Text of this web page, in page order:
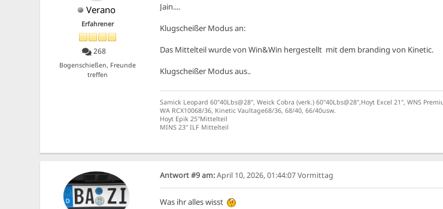
Verano
Erfahrener
268
Bogenschießen, Freunde
treffen
Jain....
Klugscheißer Modus an:
Das Mittelteil wurde von Win&Win hergestellt mit dem branding von Kinetic.
Klugscheißer Modus aus..
Samick Leopard 60"40Lbs@28", Weick Cobra (verk.) 60"40Lbs@28",Hoyt Excel 21", WNS
WA RCX10068/36, Kinetic Vaultage68/36, 68/40, 66/40usw.
Hoyt Epik 25"Mittelteil
MINS 23" ILF Mittelteil
Antwort #9 am:April 10, 2026, 01:44:07 Vormittag
Was ihr alles wisst